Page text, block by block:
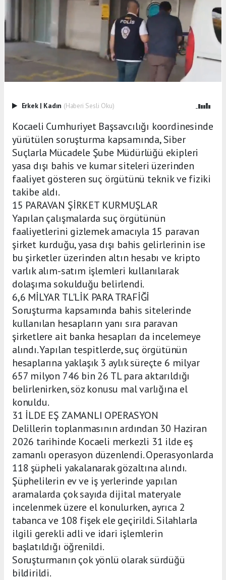
Erkek | Kadın (Haberi Sesli Oku)
Kocaeli Cumhuriyet Başsavcılığı koordinesinde
yürütülen soruşturma kapsamında, Siber
Suçlarla Mücadele Şube Müdürlüğü ekipleri
yasa dışı bahis ve kumar siteleri üzerinden
faaliyet gösteren suç örgütünü teknik ve fiziki
takibe aldı.
15 PARAVAN ŞİRKET KURMUŞLAR
Yapılan çalışmalarda suç örgütünün
faaliyetlerini gizlemek amacıyla 15 paravan
şirket kurduğu, yasa dışı bahis gelirlerinin ise
bu şirketler üzerinden altın hesabı ve kripto
varlık alım-satım işlemleri kullanılarak
dolaşıma sokulduğu belirlendi.
6,6 MİLYAR TL'LİK PARA TRAFİĞİ
Soruşturma kapsamında bahis sitelerinde
kullanılan hesapların yanı sıra paravan
şirketlere ait banka hesapları da incelemeye
alındı. Yapılan tespitlerde, suç örgütünün
hesaplarına yaklaşık 3 aylık süreçte 6 milyar
657 milyon 746 bin 26 TL para aktarıldığı
belirlenirken, söz konusu mal varlığına el
konuldu.
31 İLDE EŞ ZAMANLI OPERASYON
Delillerin toplanmasının ardından 30 Haziran
2026 tarihinde Kocaeli merkezli 31 ilde eş
zamanlı operasyon düzenlendi. Operasyonlarda
118 şüpheli yakalanarak gözaltına alındı.
Şüphelilerin ev ve iş yerlerinde yapılan
aramalarda çok sayıda dijital materyale
incelenmek üzere el konulurken, ayrıca 2
tabanca ve 108 fişek ele geçirildi. Silahlarla
ilgili gerekli adli ve idari işlemlerin
başlatıldığı öğrenildi.
Soruşturmanın çok yönlü olarak sürdüğü
bildirildi.